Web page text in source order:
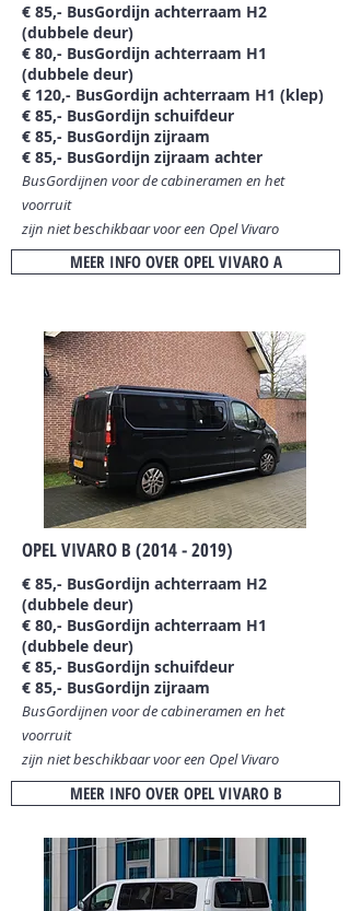
€ 85,- BusGordijn achterraam H2
(dubbele deur)
€ 80,- BusGordijn achterraam H1
(dubbele deur)
€ 120,- BusGordijn achterraam H1 (klep)
€ 85,- BusGordijn schuifdeur
€ 85,- BusGordijn zijraam
€ 85,- BusGordijn zijraam achter
BusGordijnen voor de cabineramen en het
voorruit
zijn niet beschikbaarvoor een Opel Vivaro
MEER INFO OVER OPEL VIVARO A
OPEL VIVARO B (2014 - 2019)
€ 85,- BusGordijn achterraam H2
(dubbele deur)
€ 80,- BusGordijn achterraam H1
(dubbele deur)
€ 85,- BusGordijn schuifdeur
€ 85,- BusGordijn zijraam
BusGordijnen voor de cabineramen en het
voorruit
zijn niet beschikbaarvoor een Opel Vivaro
MEER INFO OVER OPEL VIVARO B